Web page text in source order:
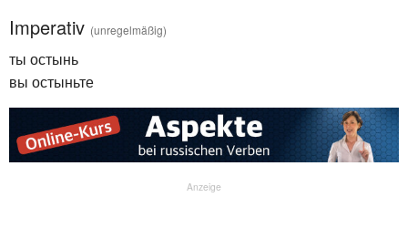
Imperativ (unregelmäßig)
ты остынь
вы остыньте
Anzeige